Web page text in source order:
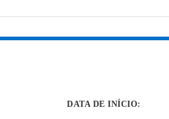
DATA DE INÍCIO: